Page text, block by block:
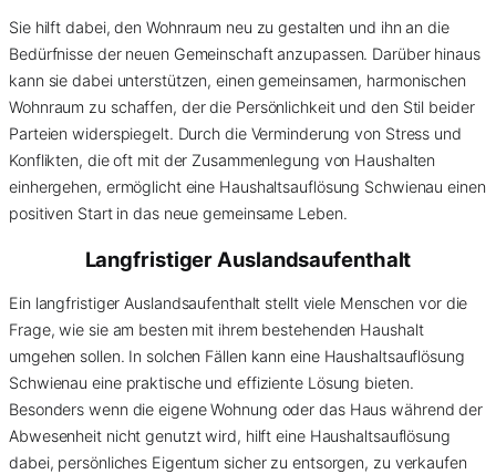
Sie hilft dabei, den Wohnraum neu zu gestalten und ihn an die
Bedürfnisse der neuen Gemeinschaft anzupassen. Darüber hinaus
kann sie dabei unterstützen, einen gemeinsamen, harmonischen
Wohnraum zu schaffen, der die Persönlichkeit und den Stil beider
Parteien widerspiegelt. Durch die Verminderung von Stress und
Konflikten, die oft mit der Zusammenlegung von Haushalten
einhergehen, ermöglicht eine Haushaltsauflösung Schwienau einen
positiven Start in das neue gemeinsame Leben.
Langfristiger Auslandsaufenthalt
Ein langfristiger Auslandsaufenthalt stellt viele Menschen vor die
Frage, wie sie am besten mit ihrem bestehenden Haushalt
umgehen sollen. In solchen Fällen kann eine Haushaltsauflösung
Schwienau eine praktische und effiziente Lösung bieten.
Besonders wenn die eigene Wohnung oder das Haus während der
Abwesenheit nicht genutzt wird, hilft eine Haushaltsauflösung
dabei, persönliches Eigentum sicher zu entsorgen, zu verkaufen